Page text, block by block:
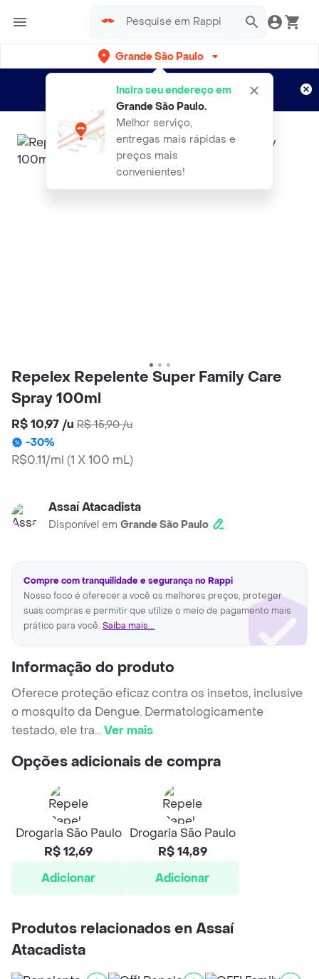
Grande São Paulo
Insira seu endereço em
Grande São Paulo.
Melhor serviço,
entregas mais rápidas e
preços mais
convenientes!
Entregas grátis por 15 dias!
Aplicam T&C
Repelex Repelente Super Family Care
Spray 100ml
R$ 10,97 /u R$ 15,90/u
-30%
R$0.11/ml (1 X 100 mL)
Assaí Atacadista
Disponível em Grande São Paulo
Compre com tranquilidade e segurança no Rappi
Nosso foco é oferecer a você os melhores preços, proteger
suas compras e permitir que utilize o meio de pagamento mais
prático para você. Saiba mais...
Informação do produto
Oferece proteção eficaz contra os insetos, inclusive
o mosquito da Dengue. Dermatologicamente
testado, ele tra...Ver mais
Opções adicionais de compra
Drogaria São Paulo
R$ 12,69
Adicionar
Drogaria São Paulo
R$ 14,89
Adicionar
Produtos relacionados en Assaí
Atacadista